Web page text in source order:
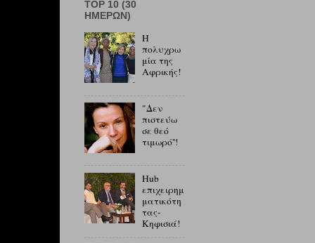
TOP 10 (30
ΗΜΕΡΏΝ)
Η
πολυχρω
μία της
Αφρικής!
"Δεν
πιστεύω
σε θεό
τιμωρό''!
Hub
επιχειρημ
ματικότη
τας-
Κηφισιά!